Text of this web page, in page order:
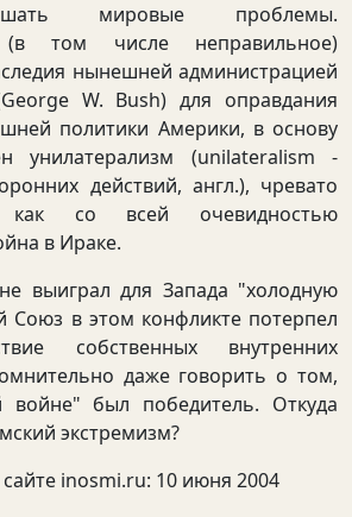
мировые проблемы.
(в том числе неправильное)
нынешней администрацией
W. Bush) для оправдания
политики Америки, в основу
унилатерализм (unilateralism -
действий, англ.), чревато
со всей очевидностью
в Ираке.
выиграл для Запада "холодную
Союз в этом конфликте потерпел
собственных внутренних
даже говорить о том,
войне" был победитель. Откуда
экстремизм?
inosmi.ru: 10 июня 2004